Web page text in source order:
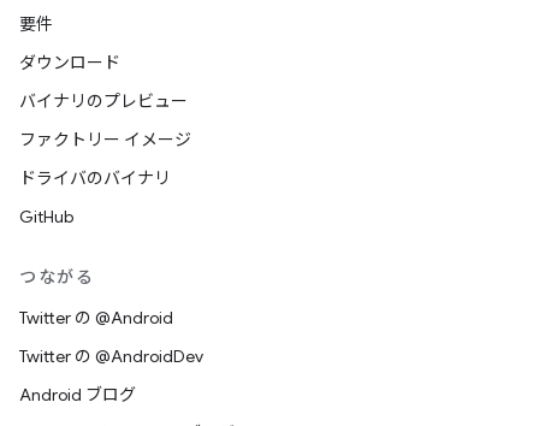
要件
ダウンロード
バイナリのプレビュー
ファクトリー イメージ
ドライバのバイナリ
GitHub
つながる
Twitter の @Android
Twitter の @AndroidDev
Android ブログ